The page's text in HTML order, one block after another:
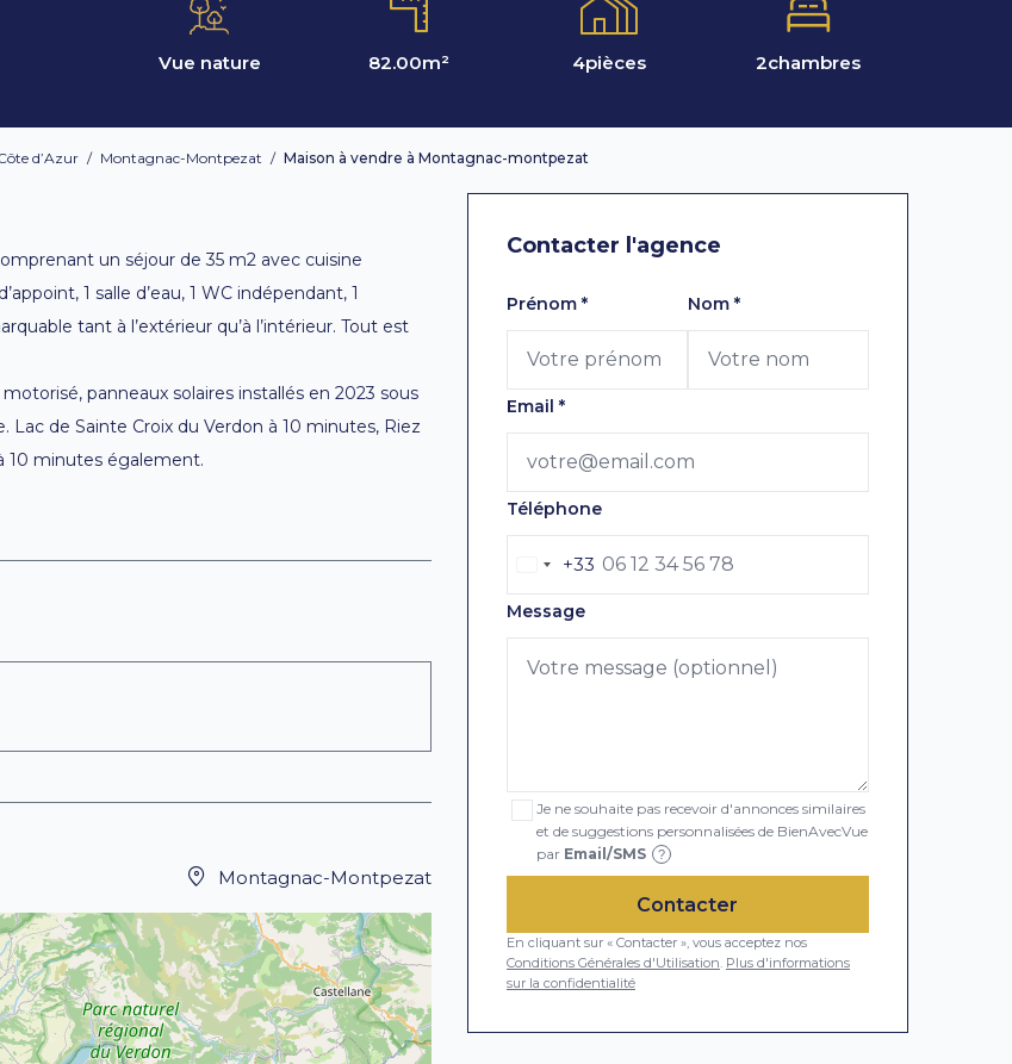
Vue nature 82.00m² 4pièces 2chambres
d’Azur / Montagnac-Montpezat / Maison à vendre à Montagnac-montpezat
un séjour de 35 m2 avec cuisine
1 salle d’eau, 1 WC indépendant, 1
tant à l’extérieur qu’à l’intérieur. Tout est
panneaux solaires installés en 2023 sous
Lac de Sainte Croix du Verdon à 10 minutes, Riez
10 minutes également.
Montagnac-Montpezat
Contacter l'agence
Laissez ce champ vide
Prénom * Nom *
Email *
Téléphone
+33
Message
Je ne souhaite pas recevoir d'annonces similaires
et de suggestions personnalisées de BienAvecVue
par Email/SMS ?
Contacter
En cliquant sur « Contacter », vous acceptez nos
Conditions Générales d'Utilisation. Plus d'informations
sur la confidentialité